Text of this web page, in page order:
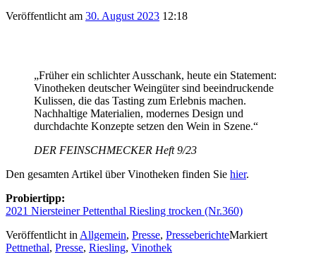
Veröffentlicht am 30. August 2023 12:18
„Früher ein schlichter Ausschank, heute ein Statement:
Vinotheken deutscher Weingüter sind beeindruckende
Kulissen, die das Tasting zum Erlebnis machen.
Nachhaltige Materialien, modernes Design und
durchdachte Konzepte setzen den Wein in Szene.“
DER FEINSCHMECKER Heft 9/23
Den gesamten Artikel über Vinotheken finden Sie hier.
Probiertipp:
2021 Niersteiner Pettenthal Riesling trocken (Nr.360)
Veröffentlicht in Allgemein, Presse, PresseberichteMarkiert
Pettnethal, Presse, Riesling, Vinothek